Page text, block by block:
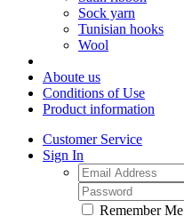
Sock yarn
Tunisian hooks
Wool
Aboute us
Conditions of Use
Product information
Customer Service
Sign In
Remember Me